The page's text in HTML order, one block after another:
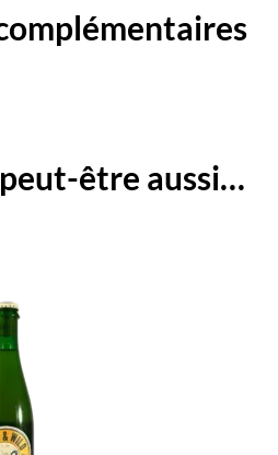
être aussi…